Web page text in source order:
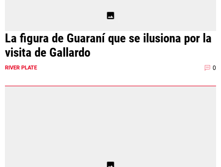
La figura de Guaraní que se ilusiona por la
visita de Gallardo
RIVER PLATE 0